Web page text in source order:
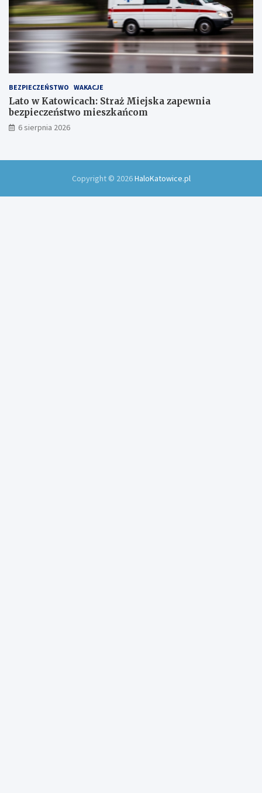
BEZPIECZEŃSTWO WAKACJE
Lato w Katowicach: Straż Miejska zapewnia
bezpieczeństwo mieszkańcom
6 sierpnia 2026
Copyright © 2026HaloKatowice.pl